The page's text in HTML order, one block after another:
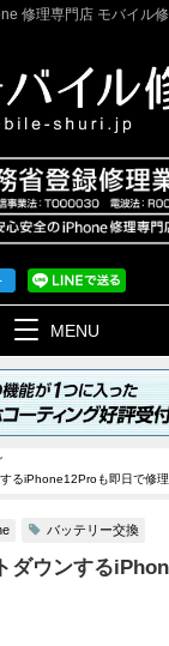
修理専門店 モバイル
MENU
るiPhone12Proも即日で修
バッテリー交換
ダウンする